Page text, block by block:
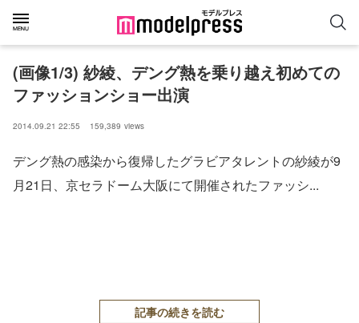
(画像1/3) 紗綾、デング熱を乗り越え初めての
ファッションショー出演
2014.09.21 22:55 159,389 views
デング熱の感染から復帰したグラビアタレントの紗綾が9
月21日、京セラドーム大阪にて開催されたファッシ...
記事の続きを読む